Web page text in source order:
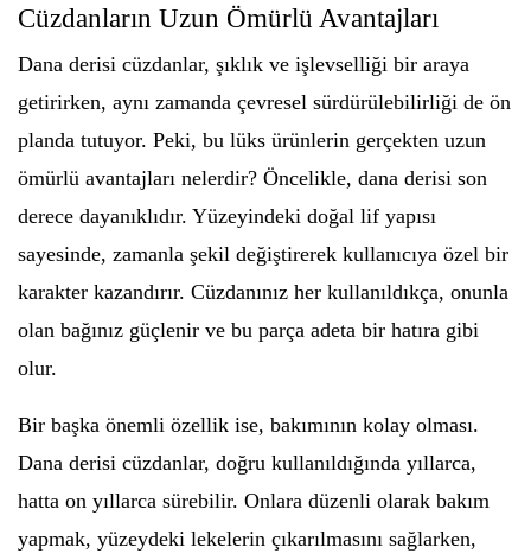
Cüzdanların Uzun Ömürlü Avantajları
Dana derisi cüzdanlar, şıklık ve işlevselliği bir araya
getirirken, aynı zamanda çevresel sürdürülebilirliği de ön
planda tutuyor. Peki, bu lüks ürünlerin gerçekten uzun
ömürlü avantajları nelerdir? Öncelikle, dana derisi son
derece dayanıklıdır. Yüzeyindeki doğal lif yapısı
sayesinde, zamanla şekil değiştirerek kullanıcıya özel bir
karakter kazandırır. Cüzdanınız her kullanıldıkça, onunla
olan bağınız güçlenir ve bu parça adeta bir hatıra gibi
olur.
Bir başka önemli özellik ise, bakımının kolay olması.
Dana derisi cüzdanlar, doğru kullanıldığında yıllarca,
hatta on yıllarca sürebilir. Onlara düzenli olarak bakım
yapmak, yüzeydeki lekelerin çıkarılmasını sağlarken,